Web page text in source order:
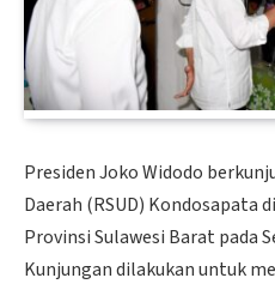
Presiden Joko Widodo
Daerah (RSUD) Kondosapata
Provinsi Sulawesi Barat pada
Kunjungan dilakukan untuk